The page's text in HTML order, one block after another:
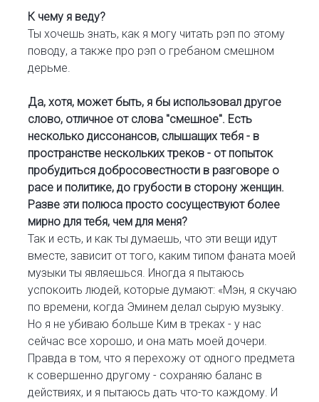
К чему я веду?
Ты хочешь знать, как я могу читать рэп по этому
поводу, а также про рэп о гребаном смешном
дерьме.
Да, хотя, может быть, я бы использовал другое
слово, отличное от слова "смешное". Есть
несколько диссонансов, слышащих тебя - в
пространстве нескольких треков - от попыток
пробудиться добросовестности в разговоре о
расе и политике, до грубости в сторону женщин.
Разве эти полюса просто сосуществуют более
мирно для тебя, чем для меня?
Так и есть, и как ты думаешь, что эти вещи идут
вместе, зависит от того, каким типом фаната моей
музыки ты являешься. Иногда я пытаюсь
успокоить людей, которые думают: «Мэн, я скучаю
по времени, когда Эминем делал сырую музыку.
Но я не убиваю больше Ким в треках - у нас
сейчас все хорошо, и она мать моей дочери.
Правда в том, что я перехожу от одного предмета
к совершенно другому - сохраняю баланс в
действиях, и я пытаюсь дать что-то каждому. И